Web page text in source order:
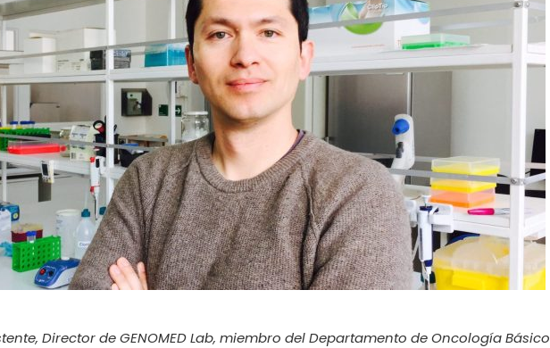
Director de GENOMED Lab, miembro del Departamento de Oncología Básico